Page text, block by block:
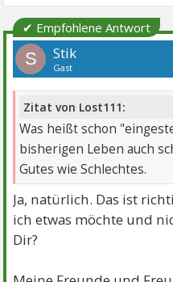
✔ Empfohlene Antwort
S Stik
Gast
Zitat von Lost111:
Was heißt schon
bisherigen Leben auch
Gutes wie Schlechtes.
Ja, natürlich. Das ist
ich etwas möchte und
Dir?